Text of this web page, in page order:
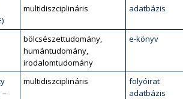
multidiszciplináris adatbázis
bölcsészettudomány,
humántudomány,
irodalomtudomány
e-könyv
–
multidiszciplináris
folyóirat
adatbázis